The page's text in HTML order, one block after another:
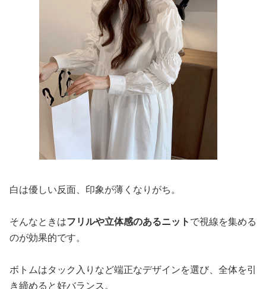
白は優しい反面、印象が薄くなりがち。
そんなときはフリルや立体感のあるニットで視線を集める
のが効果的です。
ボトムはタック入りなど端正なデザインを選び、全体を引
き締めると好バランス。